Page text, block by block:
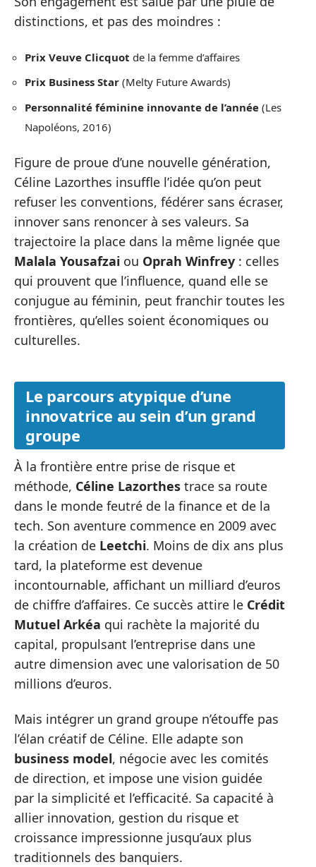
distinctions, et pas des moindres :
Prix Veuve Clicquot de la femme d’affaires
Prix Business Star (Melty Future Awards)
Personnalité féminine innovante de l’année (Les
Napoléons, 2016)
Figure de proue d’une nouvelle génération,
Céline Lazorthes insuffle l’idée qu’on peut
refuser les conventions, fédérer sans écraser,
innover sans renoncer à ses valeurs. Sa
trajectoire la place dans la même lignée que
Malala Yousafzai ou Oprah Winfrey : celles
qui prouvent que l’influence, quand elle se
conjugue au féminin, peut franchir toutes les
frontières, qu’elles soient économiques ou
culturelles.
Le parcours atypique d’une
innovatrice au sein d’un grand
groupe
À la frontière entre prise de risque et
méthode, Céline Lazorthes trace sa route
dans le monde feutré de la finance et de la
tech. Son aventure commence en 2009 avec
la création de Leetchi. Moins de dix ans plus
tard, la plateforme est devenue
incontournable, affichant un milliard d’euros
de chiffre d’affaires. Ce succès attire le Crédit
Mutuel Arkéa qui rachète la majorité du
capital, propulsant l’entreprise dans une
autre dimension avec une valorisation de 50
millions d’euros.
Mais intégrer un grand groupe n’étouffe pas
l’élan créatif de Céline. Elle adapte son
business model, négocie avec les comités
de direction, et impose une vision guidée
par la simplicité et l’efficacité. Sa capacité à
allier innovation, gestion du risque et
croissance impressionne jusqu’aux plus
traditionnels des banquiers.